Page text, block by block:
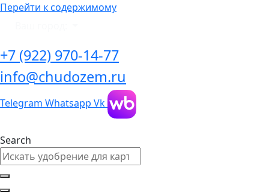
Перейти к содержимому
+7 (922) 970-14-77
info@chudozem.ru
Telegram Whatsapp Vk
Search